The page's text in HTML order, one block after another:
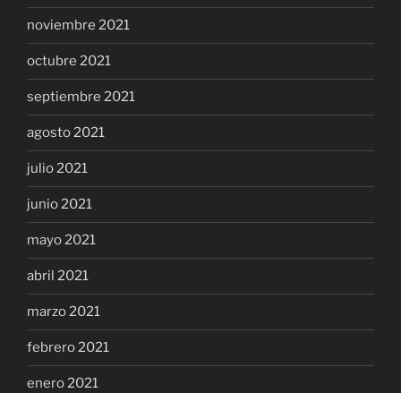
noviembre 2021
octubre 2021
septiembre 2021
agosto 2021
julio 2021
junio 2021
mayo 2021
abril 2021
marzo 2021
febrero 2021
enero 2021